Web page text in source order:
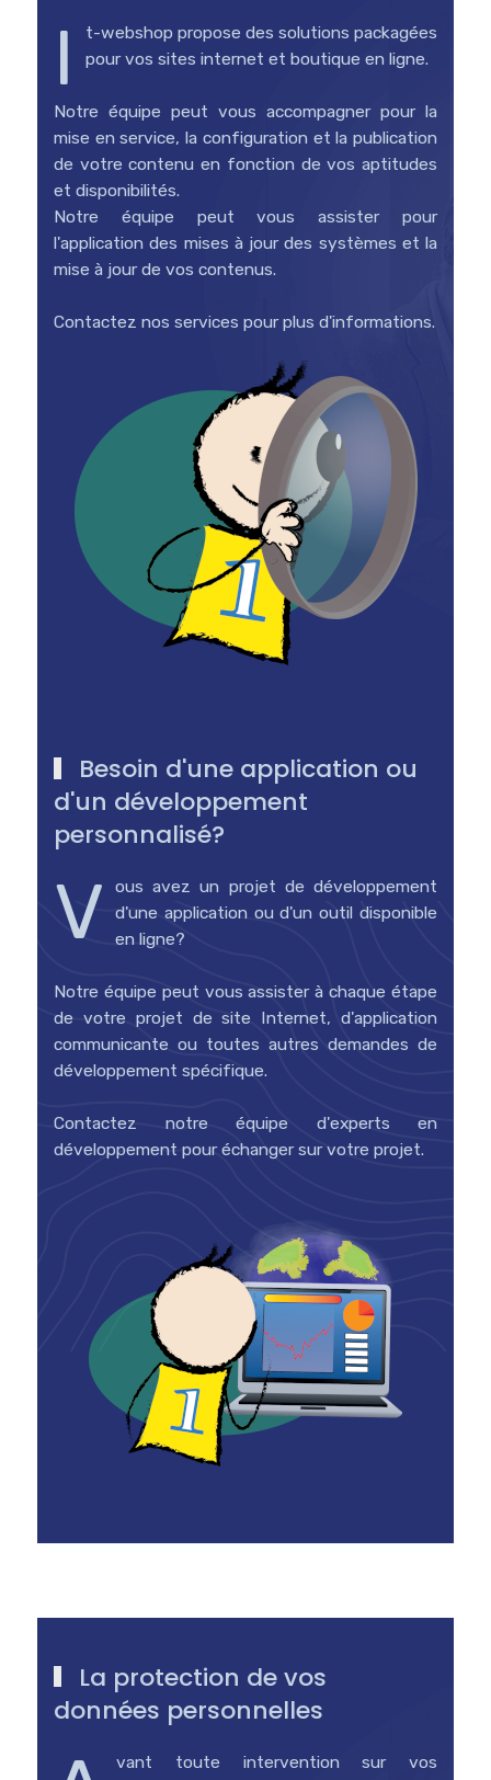
I
t-webshop propose des solutions packagées
pour vos sites internet et boutique en ligne.
Notre équipe peut vous accompagner pour la
mise en service, la configuration et la publication
de votre contenu en fonction de vos aptitudes
et disponibilités.
Notre équipe peut vous assister pour
l'application des mises à jour des systèmes et la
mise à jour de vos contenus.
Contactez nos services pour plus d'informations.
Besoin d'une application ou
d'un développement
personnalisé?
V
ous avez un projet de développement
d'une application ou d'un outil disponible
en ligne?
Notre équipe peut vous assister à chaque étape
de votre projet de site Internet, d'application
communicante ou toutes autres demandes de
développement spécifique.
Contactez notre équipe d'experts en
développement pour échanger sur votre projet.
La protection de vos
données personnelles
vant toute intervention sur vos